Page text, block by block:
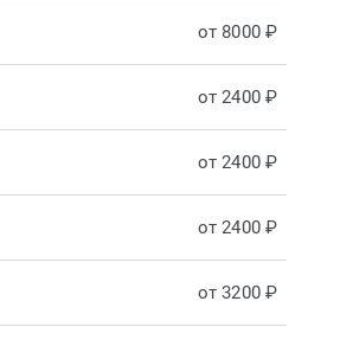
от 8000 ₽
от 2400 ₽
от 2400 ₽
от 2400 ₽
от 3200 ₽